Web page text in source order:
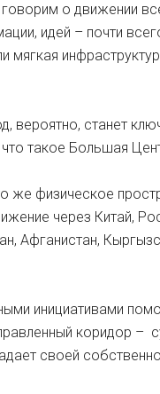
о движении
идей – почти
мягкая
вероятно, станет
такое Большая
же физическое
через Китай,
Афганистан,
инициативами
коридор –
своей